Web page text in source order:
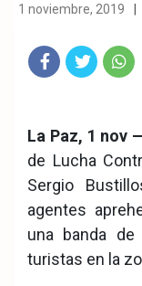
1 noviembre, 2019
ook
pp
La Paz, 1 nov
de Lucha
Sergio
agentes
una banda
turistas en la